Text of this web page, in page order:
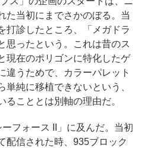
た当初にまでさかのぼる。当
打診したところ、「メガドラ
思ったという。これは昔のス
現在のポリゴンに特化したゲ
違うためで、カラーパレット
単純に移植できないという、
こととは別軸の理由だ。
フォース II」に及んだ。当初
配信された時、935ブロック